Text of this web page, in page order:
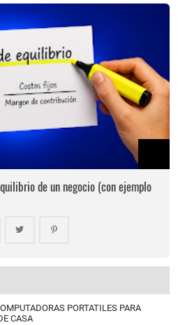
de un negocio (con ejemplo
PORTATILES PARA
CASA